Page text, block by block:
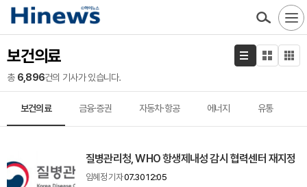
보건의료
총 6,896건의 기사가 있습니다.
보건의료 금융·증권 자동차·항공 에너지 유통
질병관리청, WHO 항생제내성 감시 협력센터 재지정
임혜정 기자07.30 12:05